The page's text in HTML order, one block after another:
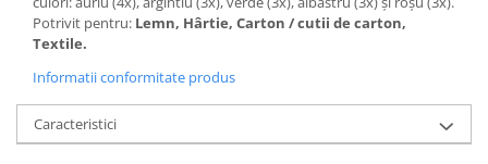
Potrivit pentru: Lemn, Hârtie, Carton / cutii de carton,
Textile.
Informatii conformitate produs
Caracteristici